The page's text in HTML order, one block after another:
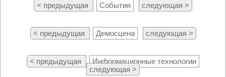
< предыдущая События следующая >
< предыдущая Демосцена следующая >
< предыдущая
Информационные технологии
следующая >